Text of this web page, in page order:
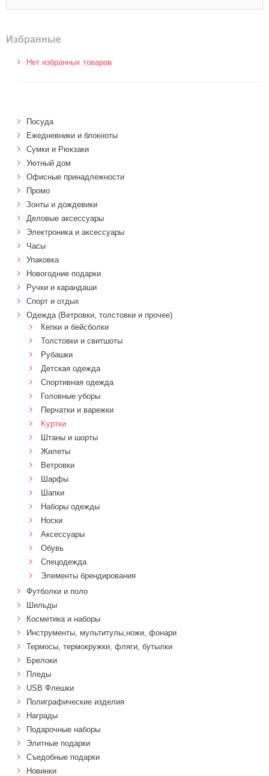
Избранные
Нет избранных товаров
Посуда
Ежедневники и блокноты
Сумки и Рюкзаки
Уютный дом
Офисные принадлежности
Промо
Зонты и дождевики
Деловые аксессуары
Электроника и аксессуары
Часы
Упаковка
Новогодние подарки
Ручки и карандаши
Спорт и отдых
Одежда (Ветровки, толстовки и прочее)
Кепки и бейсболки
Толстовки и свитшоты
Рубашки
Детская одежда
Спортивная одежда
Головные уборы
Перчатки и варежки
Kуртки
Штаны и шорты
Жилеты
Ветровки
Шарфы
Шапки
Наборы одежды
Носки
Аксессуары
Обувь
Спецодежда
Элементы брендирования
Футболки и поло
Шильды
Косметика и наборы
Инструменты, мультитулы,ножи, фонари
Термосы, термокружки, фляги, бутылки
Брелоки
Пледы
USB Флешки
Полиграфические изделия
Награды
Подарочные наборы
Элитные подарки
Cъедобные подарки
Новинки